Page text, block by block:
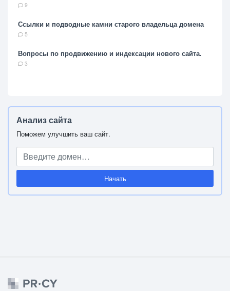
9
Ссылки и подводные камни старого владельца домена
5
Вопросы по продвижению и индексации нового сайта.
3
Анализ сайта
Поможем улучшить ваш сайт.
Начать